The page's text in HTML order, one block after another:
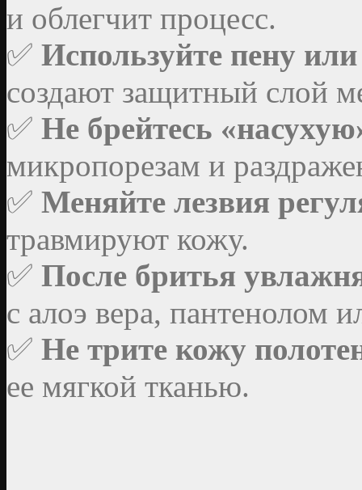
и облегчит процесс.
✅ Используйте пену
создают защитный слой
✅ Не брейтесь
микропорезам и
✅ Меняйте лезвия
травмируют кожу.
✅ После бритья
с алоэ вера, пантенолом
✅ Не трите кожу
ее мягкой тканью.